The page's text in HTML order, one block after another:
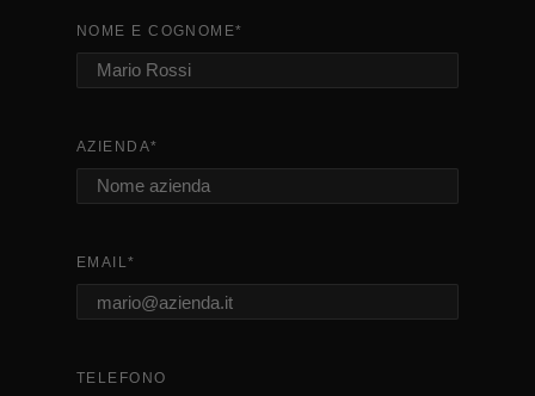
NOME E COGNOME*
AZIENDA*
EMAIL*
TELEFONO